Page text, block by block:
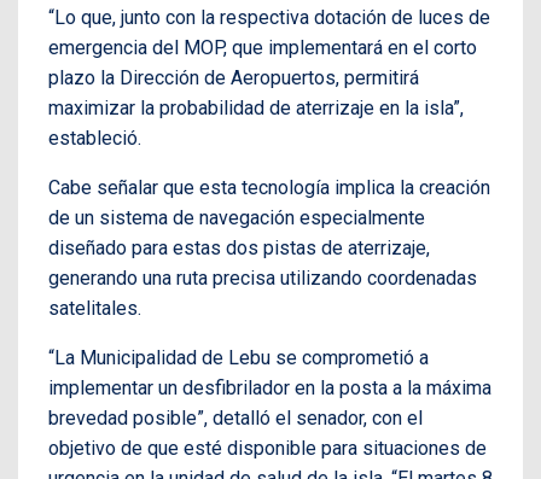
“Lo que, junto con la respectiva dotación de luces de
emergencia del MOP, que implementará en el corto
plazo la Dirección de Aeropuertos, permitirá
maximizar la probabilidad de aterrizaje en la isla”,
estableció.
Cabe señalar que esta tecnología implica la creación
de un sistema de navegación especialmente
diseñado para estas dos pistas de aterrizaje,
generando una ruta precisa utilizando coordenadas
satelitales.
“La Municipalidad de Lebu se comprometió a
implementar un desfibrilador en la posta a la máxima
brevedad posible”, detalló el senador, con el
objetivo de que esté disponible para situaciones de